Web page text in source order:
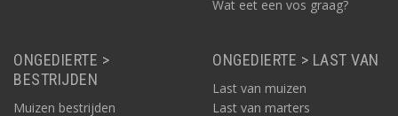
Wat eet een vos graag?
ONGEDIERTE >
BESTRIJDEN
Muizen bestrijden
ONGEDIERTE > LAST VAN
Last van muizen
Last van marters